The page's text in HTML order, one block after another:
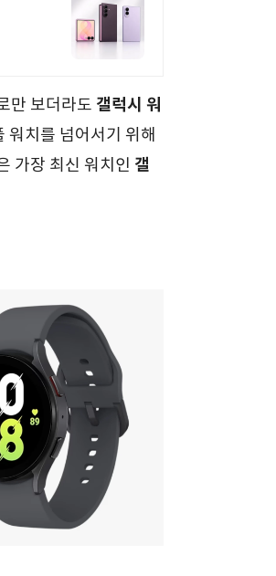
만 보더라도 갤럭시 워
워치를 넘어서기 위해
가장 최신 워치인 갤